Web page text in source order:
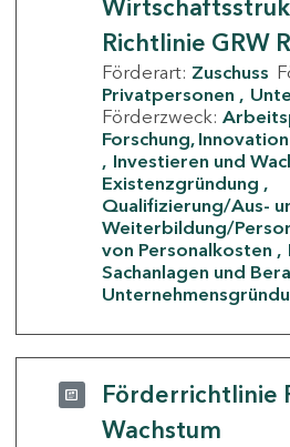
Richtlinie GRW
Förderart: Zuschuss
Privatpersonen
Förderzweck:
Forschung,
Investieren und
Existenzgründung
Qualifizierung/Aus-
Weiterbildung/
von Personalkosten
Sachanlagen und
Förderrichtlinie
Wachstum